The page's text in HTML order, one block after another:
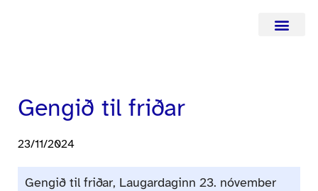
Gengið til friðar
23/11/2024
Gengið til friðar, Laugardaginn 23. nóvember